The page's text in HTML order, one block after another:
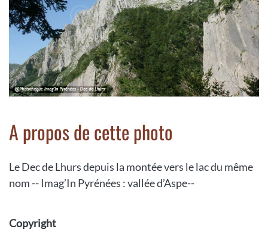
A propos de cette photo
Le Dec de Lhurs depuis la montée vers le lac du même
nom -- Imag’In Pyrénées : vallée d’Aspe--
Copyright